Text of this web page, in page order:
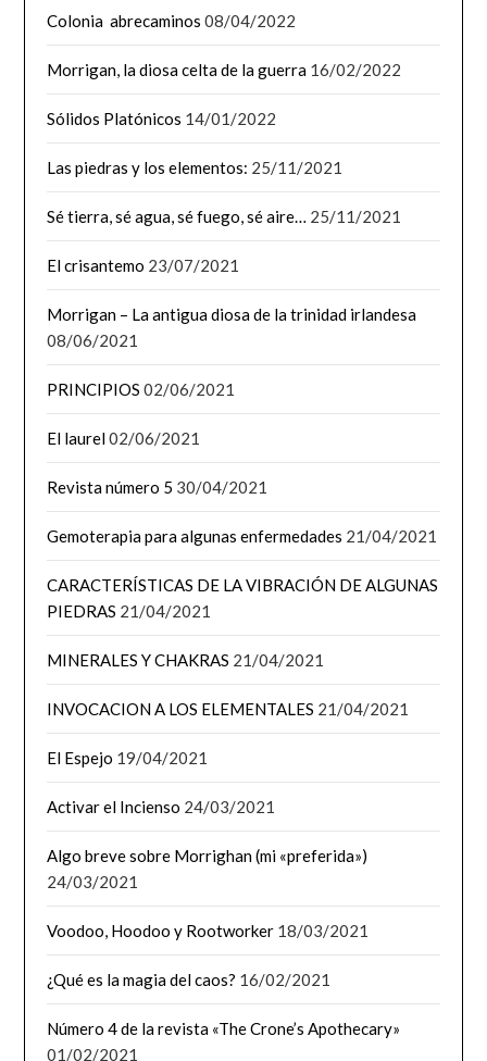
Colonia abrecaminos 08/04/2022
Morrigan, la diosa celta de la guerra 16/02/2022
Sólidos Platónicos 14/01/2022
Las piedras y los elementos: 25/11/2021
Sé tierra, sé agua, sé fuego, sé aire… 25/11/2021
El crisantemo 23/07/2021
Morrigan – La antigua diosa de la trinidad irlandesa
08/06/2021
PRINCIPIOS 02/06/2021
El laurel02/06/2021
Revista número 5 30/04/2021
Gemoterapia para algunas enfermedades 21/04/2021
CARACTERÍSTICAS DE LA VIBRACIÓN DE ALGUNAS
PIEDRAS 21/04/2021
MINERALES Y CHAKRAS 21/04/2021
INVOCACION A LOS ELEMENTALES 21/04/2021
El Espejo 19/04/2021
Activar el Incienso 24/03/2021
Algo breve sobre Morrighan (mi «preferida»)
24/03/2021
Voodoo, Hoodoo y Rootworker 18/03/2021
¿Qué es la magia del caos? 16/02/2021
Número 4 de la revista «The Crone’s Apothecary»
01/02/2021